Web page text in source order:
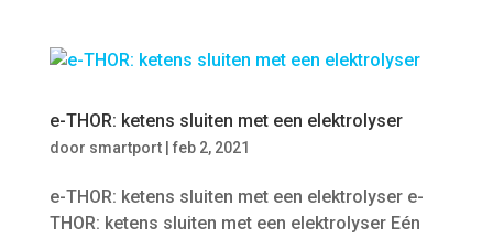
e-THOR: ketens sluiten met een elektrolyser
door smartport| feb 2, 2021
e-THOR: ketens sluiten met een elektrolyser e-
THOR: ketens sluiten met een elektrolyser Eén